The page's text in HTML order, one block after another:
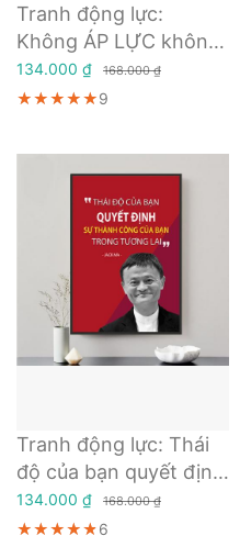
Tranh động lực:
Không ÁP LỰC không
có KIM CƯƠNG
134.000 ₫ 168.000 ₫
★★★★★
★★★★★
★★★★★9
Tranh động lực: Thái
độ của bạn quyết định
sự thành công của
bạn trong tương lai
134.000 ₫ 168.000 ₫
★★★★★
★★★★★
★★★★★6